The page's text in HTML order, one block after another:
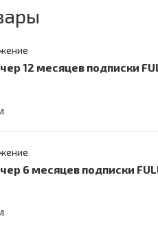
12 месяцев подписки
6 месяцев подписки